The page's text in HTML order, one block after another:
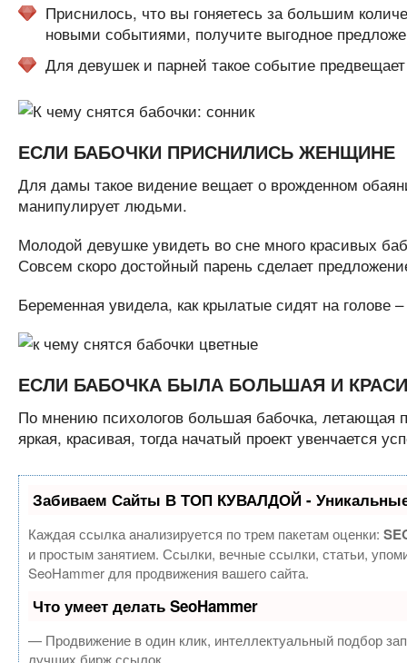
Приснилось, что вы гоняетесь за большим
новыми событиями, получите выгодное
Для девушек и парней такое событие предвещает
ЕСЛИ БАБОЧКИ ПРИСНИЛИСЬ ЖЕНЩИНЕ
Для дамы такое видение вещает о врожденном
манипулирует людьми.
Молодой девушке увидеть во сне много красивых
Совсем скоро достойный парень сделает
Беременная увидела, как крылатые сидят на голове
ЕСЛИ БАБОЧКА БЫЛА БОЛЬШАЯ И
По мнению психологов большая бабочка, летающая
яркая, красивая, тогда начатый проект увенчается
Забиваем Сайты В ТОП КУВАЛДОЙ - Уникальные
Каждая ссылка анализируется по трем пакетам оценки:
и простым занятием. Ссылки, вечные ссылки, статьи,
SeoHammer для продвижения вашего сайта.
Что умеет делать SeoHammer
— Продвижение в один клик, интеллектуальный подбор
лучших бирж ссылок.